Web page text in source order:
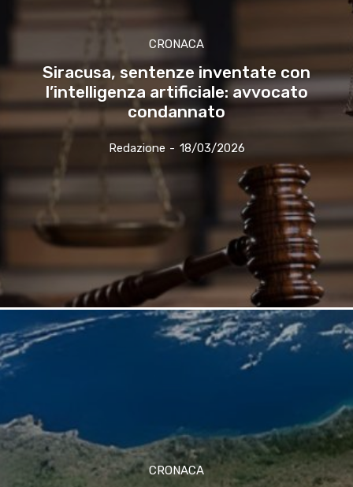
CRONACA
Siracusa, sentenze inventate con
l’intelligenza artificiale: avvocato
condannato
Redazione - 18/03/2026
CRONACA